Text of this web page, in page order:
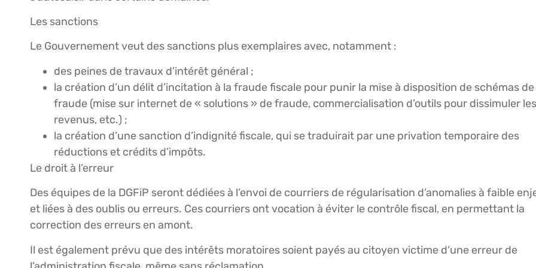
Les sanctions
Le Gouvernement veut des sanctions plus exemplaires avec, notamment :
des peines de travaux d’intérêt général ;
la création d’un délit d’incitation à la fraude fiscale pour punir la mise à disposition de schémas de
fraude (mise sur internet de « solutions » de fraude, commercialisation d’outils pour dissimuler les
revenus, etc.) ;
la création d’une sanction d’indignité fiscale, qui se traduirait par une privation temporaire des
réductions et crédits d’impôts.
Le droit à l’erreur
Des équipes de la DGFiP seront dédiées à l’envoi de courriers de régularisation d’anomalies à faible
et liées à des oublis ou erreurs. Ces courriers ont vocation à éviter le contrôle fiscal, en permettant la
correction des erreurs en amont.
Il est également prévu que des intérêts moratoires soient payés au citoyen victime d’une erreur de